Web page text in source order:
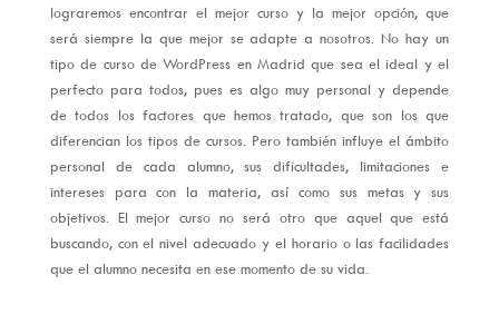
lograremos encontrar el mejor curso y la mejor opción, que
será siempre la que mejor se adapte a nosotros. No hay un
tipo de curso de WordPress en Madrid que sea el ideal y el
perfecto para todos, pues es algo muy personal y depende
de todos los factores que hemos tratado, que son los que
diferencian los tipos de cursos. Pero también influye el ámbito
personal de cada alumno, sus dificultades, limitaciones e
intereses para con la materia, así como sus metas y sus
objetivos. El mejor curso no será otro que aquel que está
buscando, con el nivel adecuado y el horario o las facilidades
que el alumno necesita en ese momento de su vida.